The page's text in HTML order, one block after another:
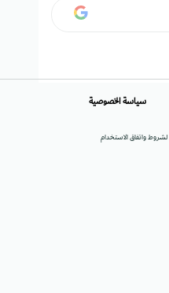
واتفاق الاستخدام
سياسة الخصوصية